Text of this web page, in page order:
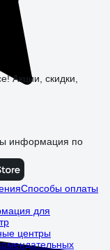
Акции, скидки,
информация по
Способы оплаты
для
центры